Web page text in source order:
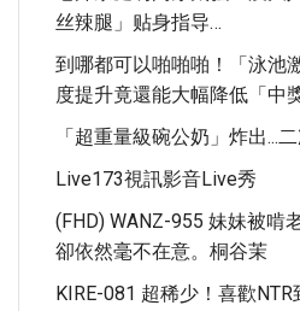
丝辣腿」贴身指导…
到哪都可以啪啪啪！「泳池
度提升竟還能大幅降低「中
「超重量級碗公奶」炸出...
Live173視訊影音live秀
(FHD) WANZ-955 妹妹被啃
卻依然毫不在意。桐谷茉
KIRE-081 超稀少！喜歡